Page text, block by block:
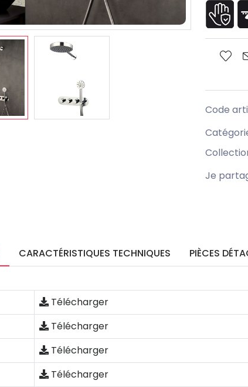
Code
Je
CARACTÉRISTIQUES TECHNIQUES PIÈCES
Télécharger
Télécharger
Télécharger
Télécharger